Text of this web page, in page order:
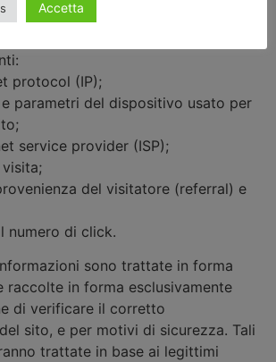
automatizzata durante le visite
protocol (IP);
parametri del dispositivo usato per
service provider (ISP);
del visitatore (referral) e
numero di click.
sono trattate in forma
raccolte in forma esclusivamente
di verificare il corretto
sito, e per motivi di sicurezza. Tali
trattate in base ai legittimi
Accetta